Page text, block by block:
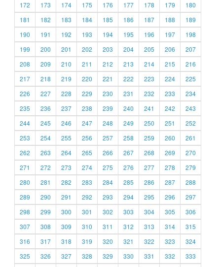
172
173 174 175 176 177 178 179
180
181
182 183 184 185 186 187 188
189
190
191 192 193 194 195 196 197
198
199
200 201 202 203 204 205 206
207
208
209 210 211 212 213 214 215
216
217
218 219 220 221 222 223 224
225
226
227 228 229 230 231 232 233
234
235
236 237 238 239 240 241 242
243
244
245 246 247 248 249 250 251
252
253
254 255 256 257 258 259 260
261
262
263 264 265 266 267 268 269
270
271
272 273 274 275 276 277 278
279
280
281 282 283 284 285 286 287
288
289
290 291 292 293 294 295 296
297
298
299 300 301 302 303 304 305
306
307
308 309 310 311 312 313 314
315
316
317 318 319 320 321 322 323
324
325
326 327 328 329 330 331 332
333